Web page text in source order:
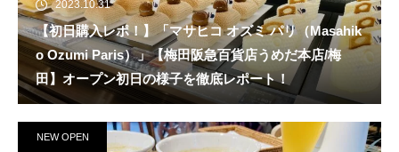
2023.10.31
【初日購入レポ！】「マサヒコ オズミ パリ（Masahik
o Ozumi Paris）」【梅田阪急百貨店うめだ本店/梅
田】オープン初日の様子を徹底レポート！
NEW OPEN